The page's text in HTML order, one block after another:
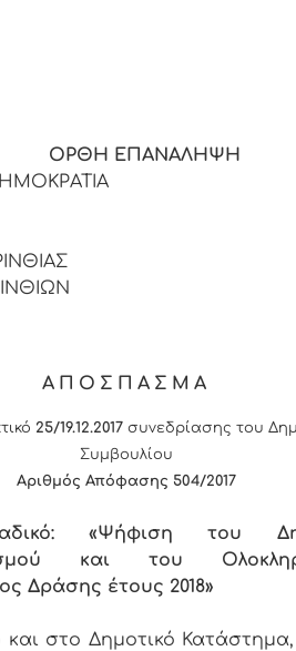
ΟΡΘΗ ΕΠΑΝΑΛΗΨΗ
ΑΠΟΣΠΑΣΜΑ
25/19.12.2017 συνεδρίασης του
Συμβουλίου
Αριθμός Απόφασης 504/2017
«Ψήφιση του
και του
Δράσης έτους 2018»
και στο Δημοτικό